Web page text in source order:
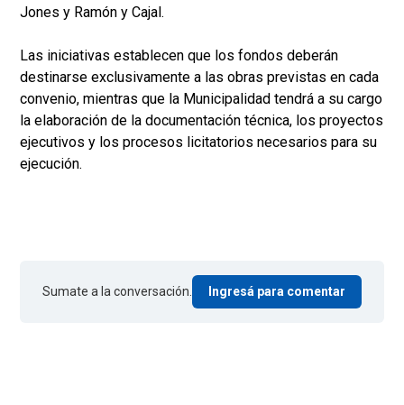
Jones y Ramón y Cajal.
Las iniciativas establecen que los fondos deberán
destinarse exclusivamente a las obras previstas en cada
convenio, mientras que la Municipalidad tendrá a su cargo
la elaboración de la documentación técnica, los proyectos
ejecutivos y los procesos licitatorios necesarios para su
ejecución.
Sumate a la conversación. Ingresá para comentar